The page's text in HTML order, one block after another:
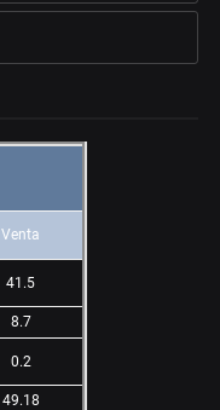
Venta
41.5
8.7
0.2
49.18